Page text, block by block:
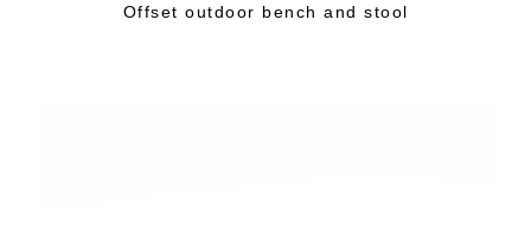
Offset outdoor bench and stool